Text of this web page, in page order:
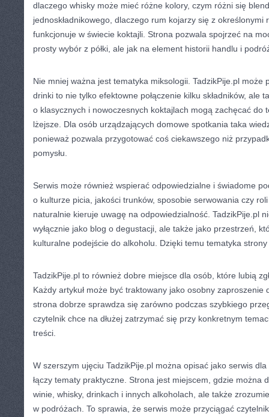
dlaczego whisky może mieć różne kolory, czym różni się
jednoskładnikowego, dlaczego rum kojarzy się z określonymi
funkcjonuje w świecie koktajli. Strona pozwala spojrzeć na
prosty wybór z półki, ale jak na element historii handlu i
Nie mniej ważna jest tematyka miksologii. TadzikPije.pl może
drinki to nie tylko efektowne połączenie kilku składników, ale
o klasycznych i nowoczesnych koktajlach mogą zachęcać do
lżejsze. Dla osób urządzających domowe spotkania taka
ponieważ pozwala przygotować coś ciekawszego niż
pomysłu.
Serwis może również wspierać odpowiedzialne i świadome
o kulturze picia, jakości trunków, sposobie serwowania czy
naturalnie kieruje uwagę na odpowiedzialność. TadzikPije.pl
wyłącznie jako blog o degustacji, ale także jako przestrzeń,
kulturalne podejście do alkoholu. Dzięki temu tematyka strony
TadzikPije.pl to również dobre miejsce dla osób, które lubią
Każdy artykuł może być traktowany jako osobny zaproszenie
strona dobrze sprawdza się zarówno podczas szybkiego
czytelnik chce na dłużej zatrzymać się przy konkretnym
treści.
W szerszym ujęciu TadzikPije.pl można opisać jako serwis
łączy tematy praktyczne. Strona jest miejscem, gdzie można
winie, whisky, drinkach i innych alkoholach, ale także
w podróżach. To sprawia, że serwis może przyciągać